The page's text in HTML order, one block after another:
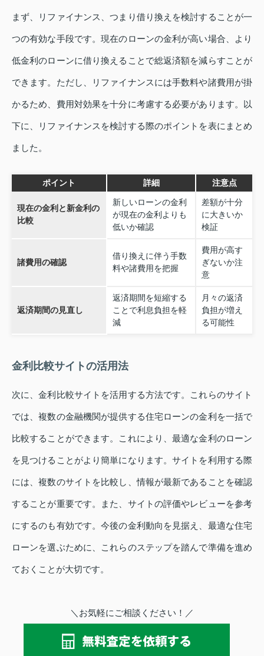
まず、リファイナンス、つまり借り換えを検討することが一
つの有効な手段です。現在のローンの金利が高い場合、より
低金利のローンに借り換えることで総返済額を減らすことが
できます。ただし、リファイナンスには手数料や諸費用が掛
かるため、費用対効果を十分に考慮する必要があります。以
下に、リファイナンスを検討する際のポイントを表にまとめ
ました。
ポイント 詳細 注意点
現在の金利と新金利の
比較
新しいローンの金利
が現在の金利よりも
低いか確認
差額が十分
に大きいか
検証
諸費用の確認
借り換えに伴う手数
料や諸費用を把握
費用が高す
ぎないか注
意
返済期間の見直し
返済期間を短縮する
ことで利息負担を軽
減
月々の返済
負担が増え
る可能性
金利比較サイトの活用法
次に、金利比較サイトを活用する方法です。これらのサイト
では、複数の金融機関が提供する住宅ローンの金利を一括で
比較することができます。これにより、最適な金利のローン
を見つけることがより簡単になります。サイトを利用する際
には、複数のサイトを比較し、情報が最新であることを確認
することが重要です。また、サイトの評価やレビューを参考
にするのも有効です。今後の金利動向を見据え、最適な住宅
ローンを選ぶために、これらのステップを踏んで準備を進め
ておくことが大切です。
＼お気軽にご相談ください！／